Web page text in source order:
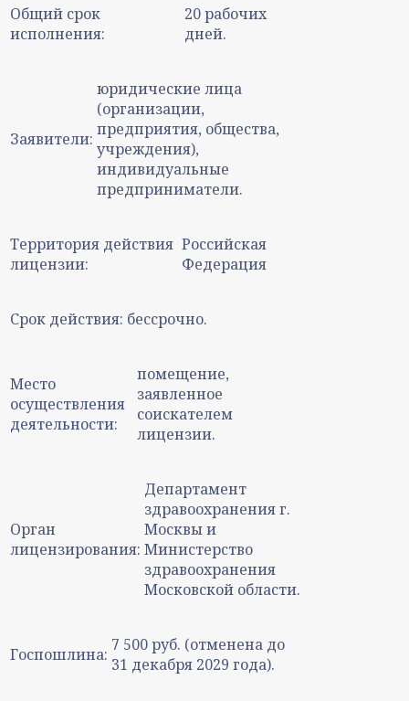
Общий срок
исполнения:
20 рабочих
дней.
Заявители:
юридические лица
(организации,
предприятия, общества,
учреждения),
индивидуальные
предприниматели.
Территория действия
лицензии:
Российская
Федерация
Срок действия: бессрочно.
Место
осуществления
деятельности:
помещение,
заявленное
соискателем
лицензии.
Орган
лицензирования:
Департамент
здравоохранения г.
Москвы и
Министерство
здравоохранения
Московской области.
Госпошлина: 7 500 руб. (отменена до
31 декабря 2029 года).